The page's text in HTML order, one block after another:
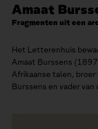
Amaat
Fragmenten uit een
Het Letterenhuis
Amaat Burssens
Afrikaanse talen, broer
Burssens en vader